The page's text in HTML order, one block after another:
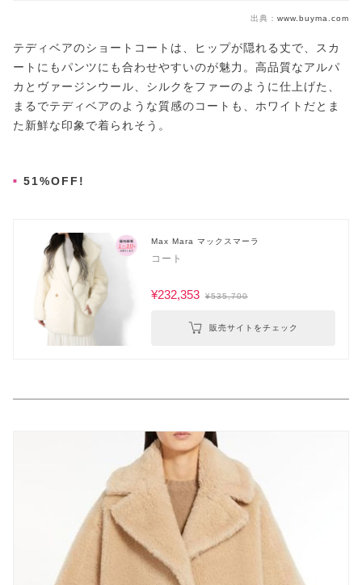
出典： www.buyma.com
テディベアのショートコートは、ヒップが隠れる丈で、スカ
ートにもパンツにも合わせやすいのが魅力。高品質なアルパ
カとヴァージンウール、シルクをファーのように仕上げた、
まるでテディベアのような質感のコートも、ホワイトだとま
た新鮮な印象で着られそう。
51%OFF!
Max Mara マックスマーラ
コート
¥232,353 ¥535,700
販売サイトをチェック